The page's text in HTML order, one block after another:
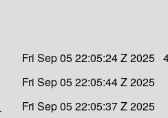
Fri Sep 05 22:05:24 Z 2025
Fri Sep 05 22:05:44 Z 2025
Fri Sep 05 22:05:37 Z 2025